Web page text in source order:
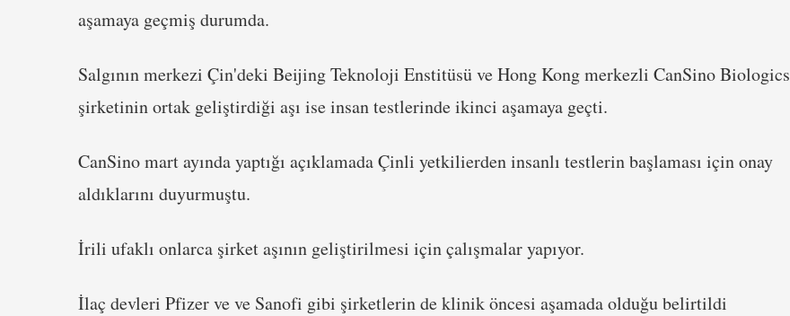
aşamaya geçmiş durumda.
Salgının merkezi Çin'deki Beijing Teknoloji Enstitüsü ve Hong Kong merkezli CanSino Biologics
şirketinin ortak geliştirdiği aşı ise insan testlerinde ikinci aşamaya geçti.
CanSino mart ayında yaptığı açıklamada Çinli yetkilierden insanlı testlerin başlaması için onay
aldıklarını duyurmuştu.
İrili ufaklı onlarca şirket aşının geliştirilmesi için çalışmalar yapıyor.
İlaç devleri Pfizer ve ve Sanofi gibi şirketlerin de klinik öncesi aşamada olduğu belirtildi